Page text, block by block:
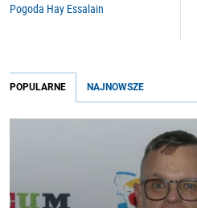
Pogoda Hay Essalain
POPULARNE NAJNOWSZE